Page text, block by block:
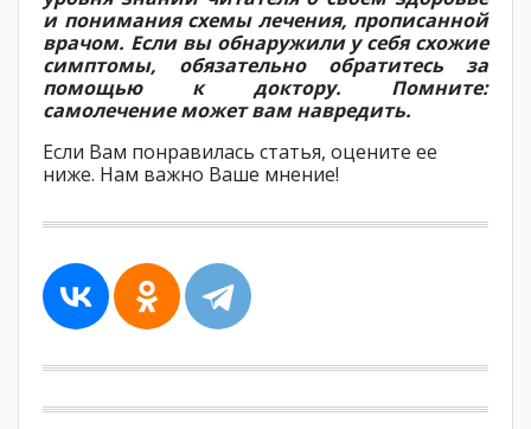
и понимания схемы лечения, прописанной
врачом. Если вы обнаружили у себя схожие
симптомы, обязательно обратитесь за
помощью к доктору. Помните:
самолечение может вам навредить.
Если Вам понравилась статья, оцените ее
ниже. Нам важно Ваше мнение!